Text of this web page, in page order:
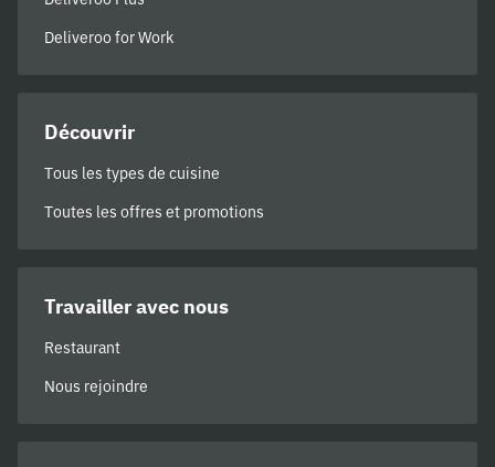
Deliveroo for Work
Découvrir
Tous les types de cuisine
Toutes les offres et promotions
Travailler avec nous
Restaurant
Nous rejoindre